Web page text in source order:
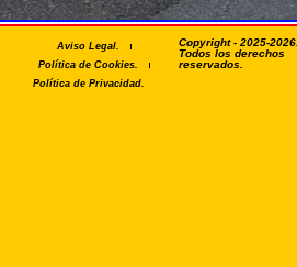
Aviso Legal.
Política de Cookies.
Política de Privacidad.
Copyright - 2025-2026.
Todos los derechos
reservados.